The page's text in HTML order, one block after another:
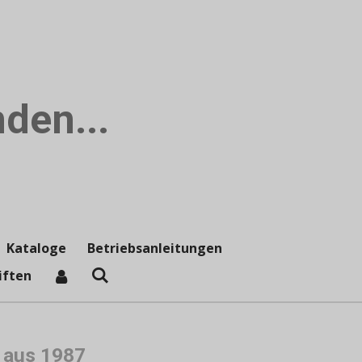
Kataloge
Betriebsanleitungen
1987